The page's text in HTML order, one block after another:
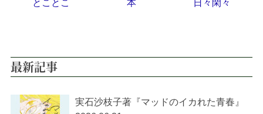
とことこ 本 日々閑々
最新記事
実石沙枝子著『マッドのイカれた青春』